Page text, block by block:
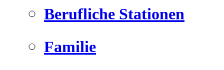
Berufliche Stationen
Familie